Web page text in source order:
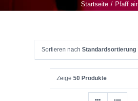
Startseite Pfaff air
Sortieren nach Standardsortierung
Zeige 50 Produkte